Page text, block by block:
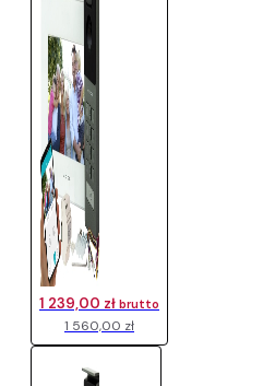
1 560,00 zł
1 239,00 zł brutto